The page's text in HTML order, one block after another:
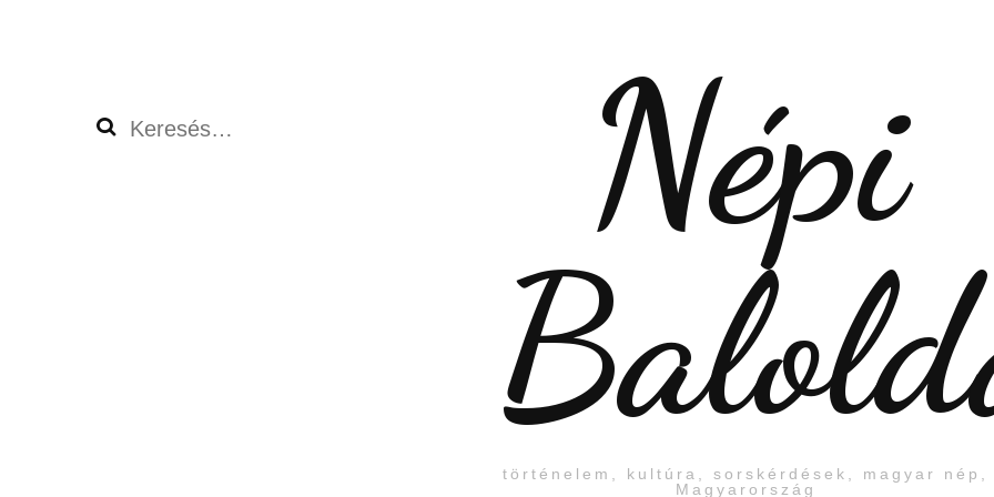
Keresés:
Népi
történelem, kultúra, sorskérdések, magyar nép,
Magyarország